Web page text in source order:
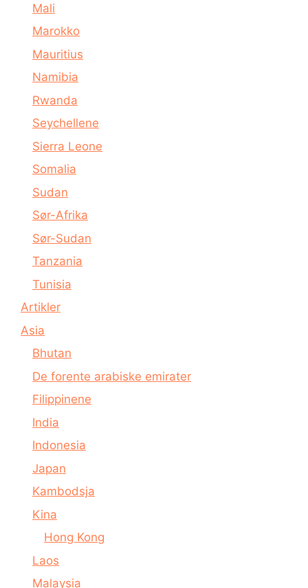
Mali
Marokko
Mauritius
Namibia
Rwanda
Seychellene
Sierra Leone
Somalia
Sudan
Sør-Afrika
Sør-Sudan
Tanzania
Tunisia
Artikler
Asia
Bhutan
De forente arabiske emirater
Filippinene
India
Indonesia
Japan
Kambodsja
Kina
Hong Kong
Laos
Malaysia